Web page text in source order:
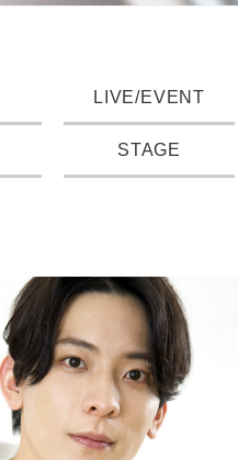
LIVE/EVENT
STAGE